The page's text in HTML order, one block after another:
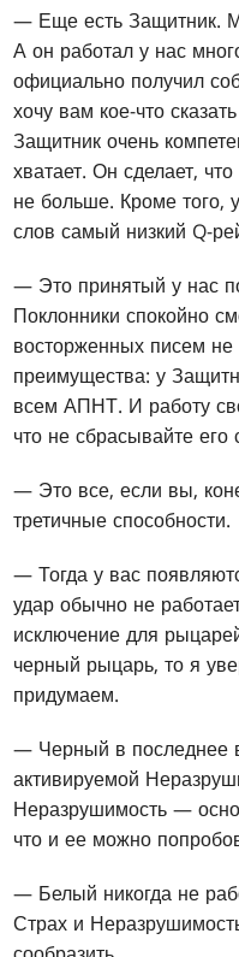
— Еще есть Защитник.
А он работал у нас
официально получил
хочу вам кое-что
Защитник очень
хватает. Он сделает,
не больше. Кроме того,
слов самый низкий Q-
— Это принятый у нас
Поклонники спокойно
восторженных писем не
преимущества: у
всем АПНТ. И работу
что не сбрасывайте его
— Это все, если вы,
третичные способности.
— Тогда у вас
удар обычно не
исключение для
черный рыцарь, то я
придумаем.
— Черный в последнее
активируемой
Неразрушимость —
что и ее можно
— Белый никогда не
Страх и